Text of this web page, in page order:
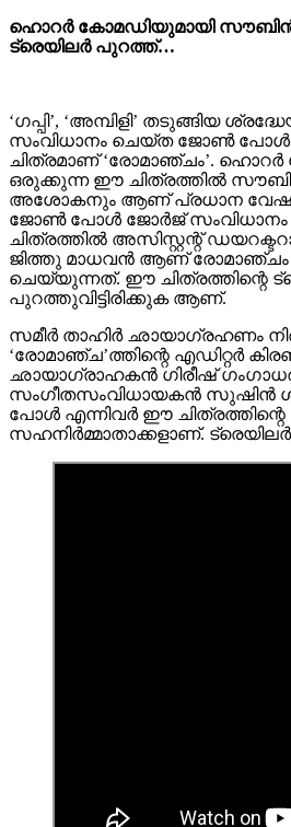
ഹൊറർ കോമഡിയുമായി സൗബിൻ
ട്രെയിലർ പുറത്ത്…
‘ഗപ്പി’, ‘അമ്പിളി’ തടുങ്ങിയ
സംവിധാനം ചെയ്ത ജോൺ പോൾ
ചിത്രമാണ് ‘രോമാഞ്ചം’.
ഒരുക്കുന്ന ഈ ചിത്രത്തിൽ
അശോകനും ആണ് പ്രധാന
ജോൺ പോൾ ജോർജ് സംവിധാനം
ചിത്രത്തിൽ അസിസ്റ്റന്റ്
ജിത്തു മാധവൻ ആണ് രോമാഞ്ചം
ചെയ്യുന്നത്. ഈ ചിത്രത്തിന്റെ
പുറത്തുവിട്ടിരിക്കുക ആണ്.
സമീർ താഹിർ ഛായാഗ്രഹണം
‘രോമാഞ്ച’ത്തിന്റെ എഡിറ്റർ
ഛായാഗ്രാഹകൻ ഗിരീഷ്
സംഗീതസംവിധായകൻ സുഷിൻ
പോൾ എന്നിവർ ഈ ചിത്രത്തിന്റെ
സഹനിർമ്മാതാക്കളാണ്.